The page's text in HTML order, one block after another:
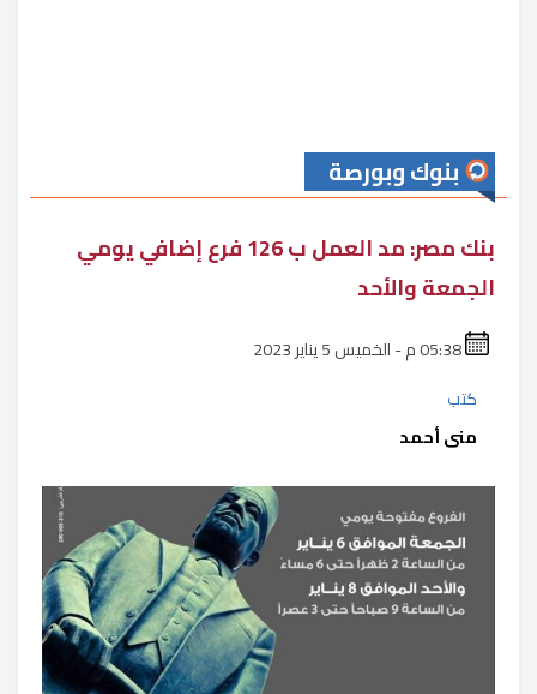
بنوك وبورصة
بنك مصر: مد العمل ب 126 فرع إضافي يومي
الجمعة والأحد
كتب
منى أحمد